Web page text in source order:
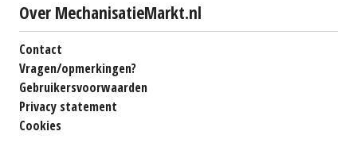
Over MechanisatieMarkt.nl
Contact
Vragen/opmerkingen?
Gebruikersvoorwaarden
Privacy statement
Cookies